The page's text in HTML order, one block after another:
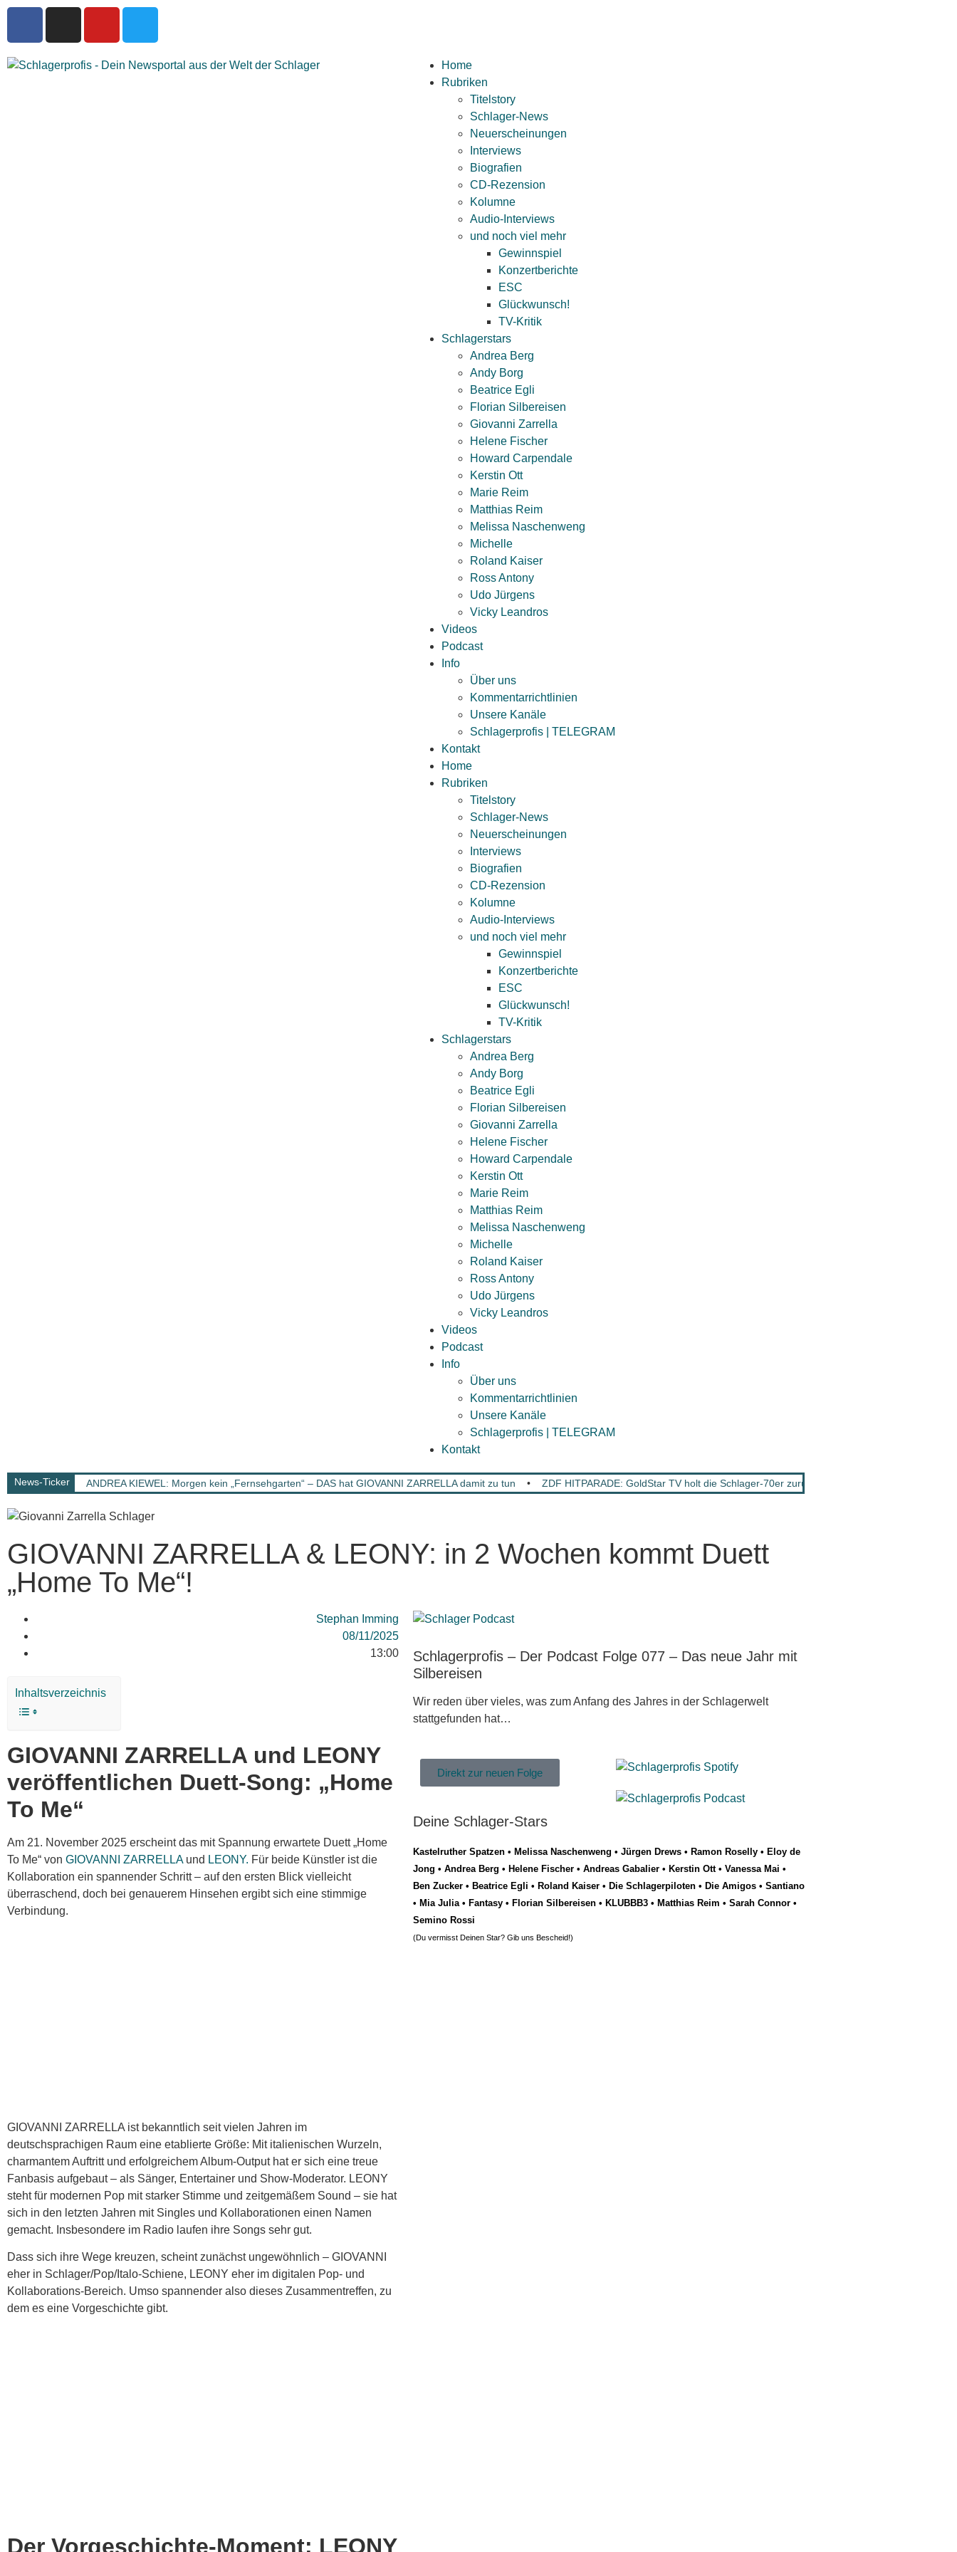
Home
Rubriken
Titelstory
Schlager-News
Neuerscheinungen
Interviews
Biografien
CD-Rezension
Kolumne
Audio-Interviews
und noch viel mehr
Gewinnspiel
Konzertberichte
ESC
Glückwunsch!
TV-Kritik
Schlagerstars
Andrea Berg
Andy Borg
Beatrice Egli
Florian Silbereisen
Giovanni Zarrella
Helene Fischer
Howard Carpendale
Kerstin Ott
Marie Reim
Matthias Reim
Melissa Naschenweng
Michelle
Roland Kaiser
Ross Antony
Udo Jürgens
Vicky Leandros
Videos
Podcast
Info
Über uns
Kommentarrichtlinien
Unsere Kanäle
Schlagerprofis | TELEGRAM
Kontakt
Home
Rubriken
Titelstory
Schlager-News
Neuerscheinungen
Interviews
Biografien
CD-Rezension
Kolumne
Audio-Interviews
und noch viel mehr
Gewinnspiel
Konzertberichte
ESC
Glückwunsch!
TV-Kritik
Schlagerstars
Andrea Berg
Andy Borg
Beatrice Egli
Florian Silbereisen
Giovanni Zarrella
Helene Fischer
Howard Carpendale
Kerstin Ott
Marie Reim
Matthias Reim
Melissa Naschenweng
Michelle
Roland Kaiser
Ross Antony
Udo Jürgens
Vicky Leandros
Videos
Podcast
Info
Über uns
Kommentarrichtlinien
Unsere Kanäle
Schlagerprofis | TELEGRAM
Kontakt
News-Ticker ANDREA KIEWEL: Morgen kein „Fernsehgarten“ – DAS hat GIOVANNI ZARRELLA damit zu tun • ZDF HITPARADE: GoldStar TV holt die Schlager-70er zurück ins Fernsehen!
GIOVANNI ZARRELLA & LEONY: in 2 Wochen kommt Duett
„Home To Me“!
Stephan Imming
08/11/2025
13:00
Inhaltsverzeichnis
GIOVANNI ZARRELLA und LEONY
veröffentlichen Duett-Song: „Home
To Me“
Am 21. November 2025 erscheint das mit Spannung erwartete Duett „Home
To Me“ von GIOVANNI ZARRELLAund LEONY. Für beide Künstler ist die
Kollaboration ein spannender Schritt – auf den ersten Blick vielleicht
überraschend, doch bei genauerem Hinsehen ergibt sich eine stimmige
Verbindung.
GIOVANNI ZARRELLA ist bekanntlich seit vielen Jahren im
deutschsprachigen Raum eine etablierte Größe: Mit italienischen Wurzeln,
charmantem Auftritt und erfolgreichem Album-Output hat er sich eine treue
Fanbasis aufgebaut – als Sänger, Entertainer und Show-Moderator. LEONY
steht für modernen Pop mit starker Stimme und zeitgemäßem Sound – sie hat
sich in den letzten Jahren mit Singles und Kollaborationen einen Namen
gemacht. Insbesondere im Radio laufen ihre Songs sehr gut.
Dass sich ihre Wege kreuzen, scheint zunächst ungewöhnlich – GIOVANNI
eher in Schlager/Pop/Italo-Schiene, LEONY eher im digitalen Pop- und
Kollaborations-Bereich. Umso spannender also dieses Zusammentreffen, zu
dem es eine Vorgeschichte gibt.
Der Vorgeschichte-Moment: LEONY
Schlagerprofis – Der Podcast Folge 077 – Das neue Jahr mit
Silbereisen
Wir reden über vieles, was zum Anfang des Jahres in der Schlagerwelt
stattgefunden hat…
Direkt zur neuen Folge
Deine Schlager-Stars
Kastelruther Spatzen • Melissa Naschenweng • Jürgen Drews • Ramon Roselly • Eloy de
Jong • Andrea Berg • Helene Fischer • Andreas Gabalier • Kerstin Ott• Vanessa Mai •
Ben Zucker • Beatrice Egli • Roland Kaiser • Die Schlagerpiloten • Die Amigos • Santiano
• Mia Julia• Fantasy • Florian Silbereisen • KLUBBB3 • Matthias Reim • Sarah Connor •
Semino Rossi
(Du vermisst Deinen Star? Gib uns Bescheid!)